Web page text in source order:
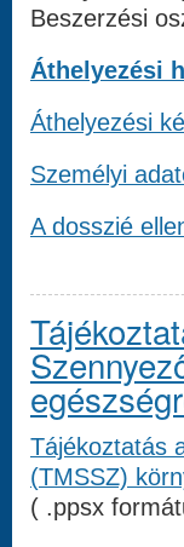
Beszerzési
Áthelyezési
Áthelyezési
Személyi
A dosszié
Tájékoztatás
(TMSSZ)
( .ppsx